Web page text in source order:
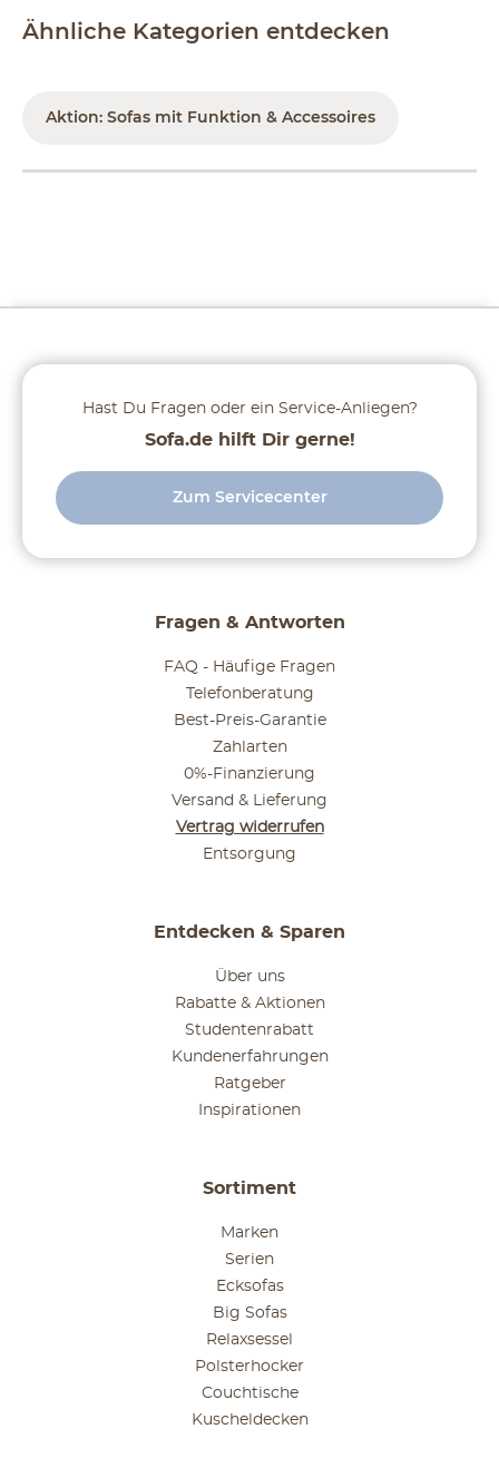
Ähnliche Kategorien entdecken
Aktion: Sofas mit Funktion & Accessoires
Fragen & Antworten
FAQ - Häufige Fragen
Telefonberatung
Best-Preis-Garantie
Zahlarten
0%-Finanzierung
Versand & Lieferung
Vertrag widerrufen
Entsorgung
Entdecken & Sparen
Über uns
Rabatte & Aktionen
Studentenrabatt
Kundenerfahrungen
Ratgeber
Inspirationen
Sortiment
Marken
Serien
Ecksofas
Big Sofas
Relaxsessel
Polsterhocker
Couchtische
Kuscheldecken
Hast Du Fragen oder ein Service-Anliegen?
Sofa.de hilft Dir gerne!
Zum Servicecenter